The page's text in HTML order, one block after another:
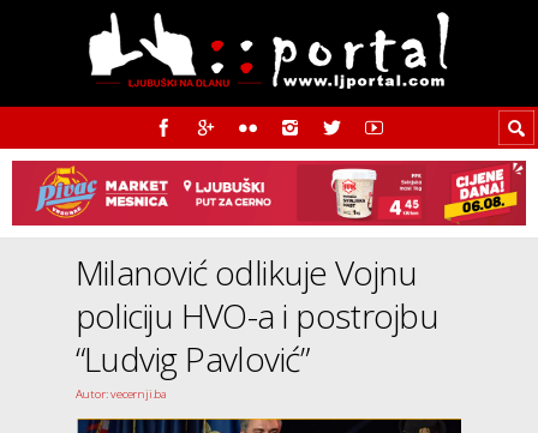
Milanović odlikuje Vojnu
policiju HVO-a i postrojbu
“Ludvig Pavlović”
Autor: vecernji.ba